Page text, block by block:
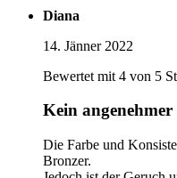
Diana
14. Jänner 2022
Bewertet mit 4 von 5
Kein
Die Farbe und
Bronzer.